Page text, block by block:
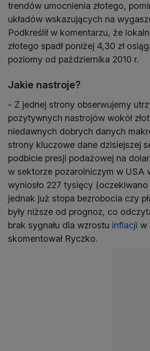
trendów umocnienia złotego,
układów wskazujących na
Podkreślił w komentarzu, że
złotego spadł poniżej 4,30 zł
poziomy od października 2010 r.
Jakie nastroje?
- Z jednej strony obserwujemy
pozytywnych nastrojów wokół
niedawnych dobrych danych
strony kluczowe dane dzisiejszej
podbicie presji podażowej na
w sektorze pozarolniczym w USA
wyniosło 227 tysięcy
jednak już stopa bezrobocia czy
były niższe od prognoz, co
brak sygnału dla wzrostu inflacji w
skomentował Ryczko.